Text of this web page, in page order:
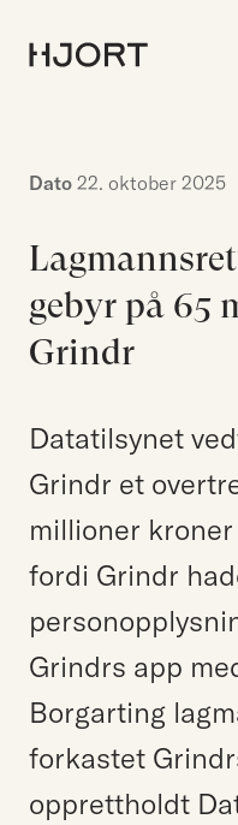
Menneskene
EN
NO
Kontakt oss
Søk
Dato 22. oktober 2025
gebyr på 65
Grindr
Datatilsynet
Grindr et
millioner
fordi Grindr
Grindrs app
Borgarting
forkastet
opprettholdt